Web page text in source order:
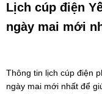
Lịch cúp điện
ngày mai mới
Thông tin lịch cúp điện
ngày mai mới nhất để